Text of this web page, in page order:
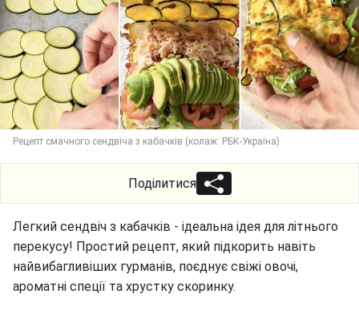
Рецепт смачного сендвіча з кабачків (колаж: РБК-Україна)
Поділитися
Легкий сендвіч з кабачків - ідеальна ідея для літнього
перекусу! Простий рецепт, який підкорить навіть
найвибагливіших гурманів, поєднує свіжі овочі,
ароматні спеції та хрустку скоринку.